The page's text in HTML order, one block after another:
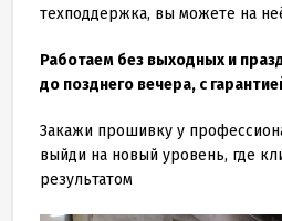
Публичная
Новости
техподдержка, вы можете на
Работаем без выходных и
до позднего вечера, с
Закажи прошивку у
выйди на новый уровень, где
результатом